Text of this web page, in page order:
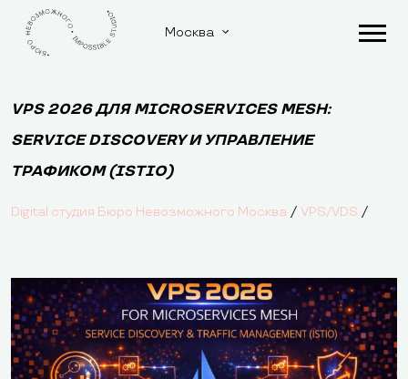
Москва
VPS 2026 ДЛЯ MICROSERVICES MESH:
SERVICE DISCOVERY И УПРАВЛЕНИЕ
ТРАФИКОМ (ISTIO)
Digital студия Бюро Невозможного Москва / VPS/VDS /